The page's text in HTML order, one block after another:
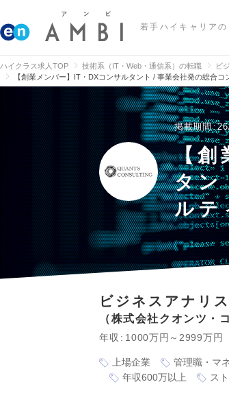
若手ハイキャリア
ハイクラス求人TOP 技術系（IT・Web・通信系）の転職
ビ
【創業メンバー】IT・DXコンサルタント / 事業会社発の総合
掲載期間
【創
タン
ルテ
ビジネスアナリ
株式会社クオンツ・
年収 1000万円～2999万円
上場企業 管理職・マ
年収600万以上
ス